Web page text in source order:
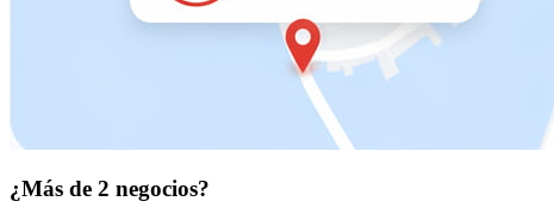
¿Más de 2 negocios?